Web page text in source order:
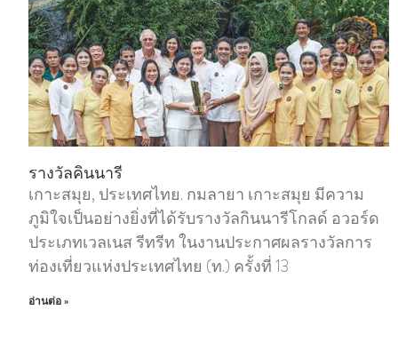
รางวัลคินนารี
เกาะสมุย, ประเทศไทย. กมลายา เกาะสมุย มีความ
ภูมิใจเป็นอย่างยิ่งที่ได้รับรางวัลกินนารีโกลด์ อวอร์ด
ประเภทเวลเนส รีทรีท ในงานประกาศผลรางวัลการ
ท่องเที่ยวแห่งประเทศไทย (ท.) ครั้งที่ 13
อ่านต่อ »